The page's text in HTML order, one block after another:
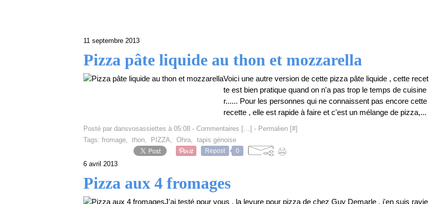
11 septembre 2013
Pizza pâte liquide au thon et mozzarella
Voici une autre version de cette pizza pâte liquide , cette recet
te est bien pratique quand on n'a pas trop le temps de cuisine
r...... Pour les personnes qui ne connaissent pas encore cette
recette , elle est rapide à faire et c'est un mélange de pizza,...
Posté par dansvosassiettes à 05:08 - Commentaires […] - Permalien [#]
Tags: fromage, thon, PIZZA, Ohra, tapis génoise
Repost 0
6 avril 2013
Pizza aux 4 fromages
J'ai testé pour vous , la levure pour pizza de chez Guy Demarle , j'en suis ravie